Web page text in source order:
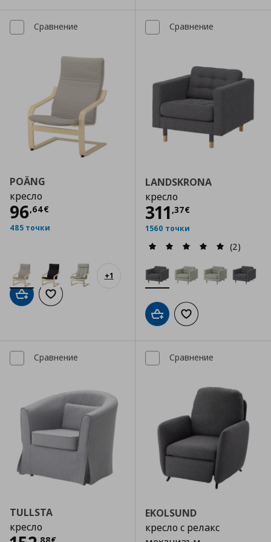
+1
Сравнение
POÄNG
кресло
96,64€
Цена
485 точки
Добави в кошницата
Добави към списъка с любими
Сравнение
LANDSKRONA
кресло
311 ,37€
Цена
1560 точки
(2)
Добави в кошницата
Добави към
Сравнение
TULLSTA
кресло
Сравнение
EKOLSUND
кресло с релакс